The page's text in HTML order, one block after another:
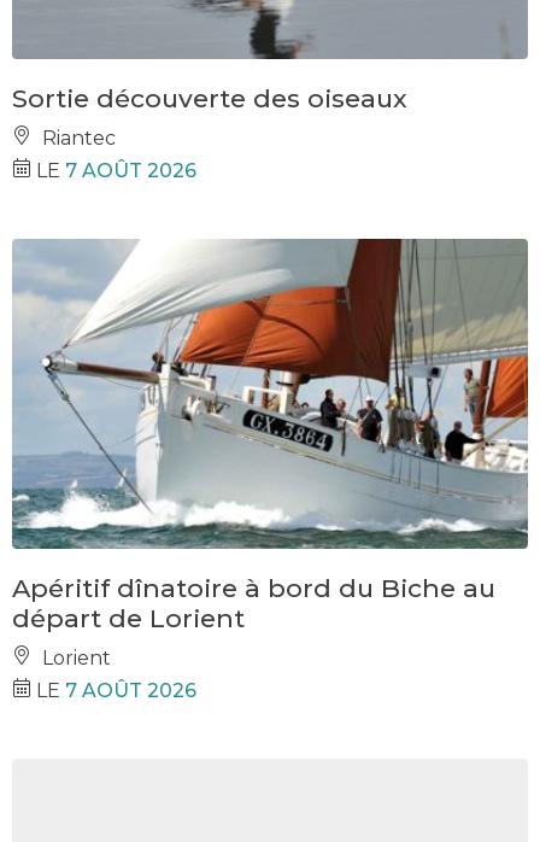
Sortie découverte des oiseaux
Riantec
LE 7 AOÛT 2026
Apéritif dînatoire à bord du Biche au
départ de Lorient
Lorient
LE 7 AOÛT 2026